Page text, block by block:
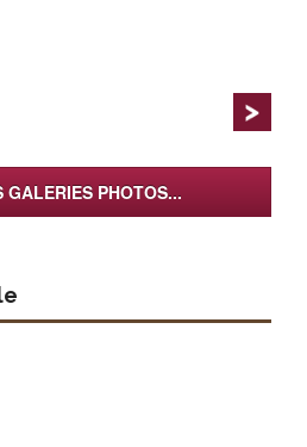
GALERIES PHOTOS...